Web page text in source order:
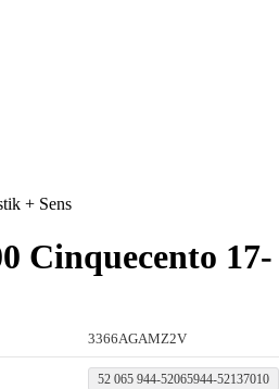
+ Sens
Cinquecento
3366AGAMZ2V
52 065 944-52065944-52137010